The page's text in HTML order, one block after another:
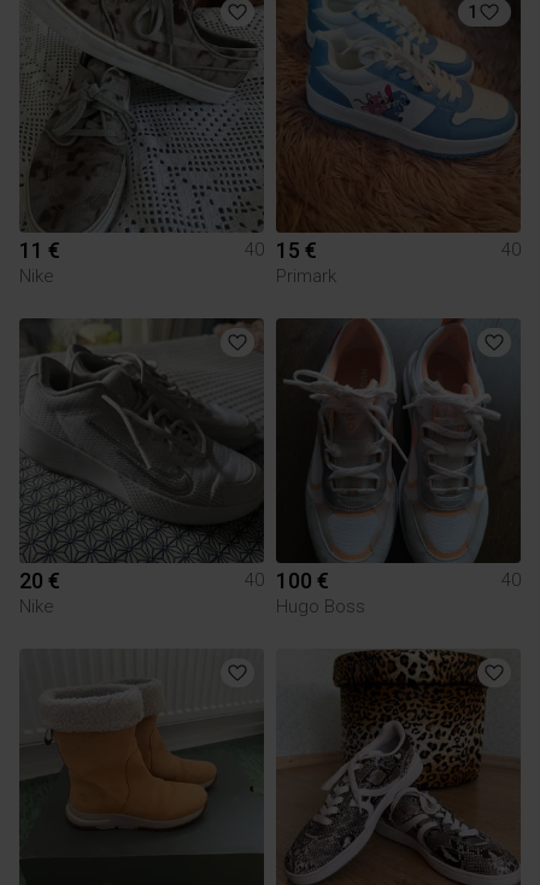
11 €
40
Nike
1
15 €
40
Primark
20 €
40
Nike
100 €
40
Hugo Boss